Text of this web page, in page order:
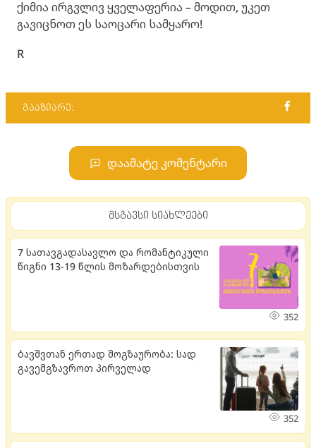
ქიმია ირგვლივ ყველაფერია – მოდით, უკეთ
გავიცნოთ ეს საოცარი სამყარო!
R
გააზიარე:
დაამატე კომენტარი
მსგავსი სიახლეები
7 სათავგადასავლო და რომანტიკული
წიგნი 13-19 წლის მოზარდებისთვის
352
ბავშვთან ერთად მოგზაურობა: სად
გავემგზავროთ პირველად
352